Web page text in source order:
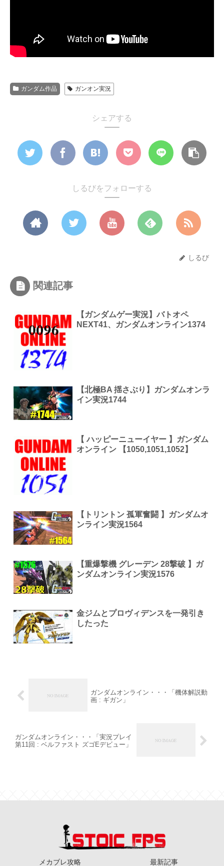
ガンダム作品 ガンオン実況
シェアする
しるびをフォローする
しるび
関連記事
【ガンダムゲー実況】バトオペ
NEXT41、ガンダムオンライン1374
【北極BA 揺さぶり】ガンダムオンラ
イン実況1744
【 ハッピーニューイヤー 】ガンダム
オンライン 【1050,1051,1052】
【トリントン 孤軍奮闘 】ガンダムオ
ンライン実況1564
【重爆撃機 グレーデン 28撃破 】ガ
ンダムオンライン実況1576
金ジムとプロヴィデンスを一発引き
したった
ガンダムオンライン・・・「機体解説動
画 : ギガン」
ガンダムオンライン・・・「実況プレイ
第11回 : ベルファスト ズゴEデビュー」
メカブレ攻略 最新記事